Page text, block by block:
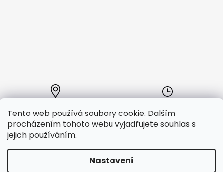
Tento web používá soubory cookie. Dalším
procházením tohoto webu vyjadřujete souhlas s
jejich používáním.
Nastavení
Segway showroom
GSI distribution s.r.o.
Plavecká 2, Praha 2, 12000
Po - Pá: